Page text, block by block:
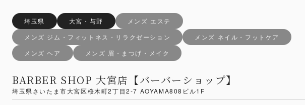
埼玉県 大宮・与野
メンズ エステ
メンズ ジム・フィットネス・リラクゼーション
メンズ ネイル・フットケア
メンズ ヘア
メンズ 眉・まつげ・メイク
BARBER SHOP 大宮店【バーバーショップ】
埼玉県さいたま市大宮区桜木町2丁目2-7 AOYAMA808ビル1F